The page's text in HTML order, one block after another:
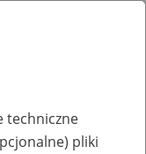
techniczne
pliki